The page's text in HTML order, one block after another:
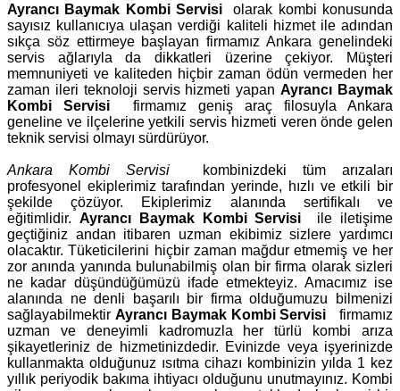
Ayrancı Baymak Kombi Servisiolarak kombi konusunda
sayısız kullanıcıya ulaşan verdiği kaliteli hizmet ile adından
sıkça söz ettirmeye başlayan firmamız Ankara genelindeki
servis ağlarıyla da dikkatleri üzerine çekiyor. Müşteri
memnuniyeti ve kaliteden hiçbir zaman ödün vermeden her
zaman ileri teknoloji servis hizmeti yapanAyrancı Baymak
Kombi Servisi firmamız geniş araç filosuyla Ankara
geneline ve ilçelerine yetkili servis hizmeti veren önde gelen
teknik servisi olmayı sürdürüyor.
Ankara Kombi Servisi
kombinizdeki tüm arızaları
profesyonel ekiplerimiz tarafından yerinde, hızlı ve etkili bir
şekilde çözüyor. Ekiplerimiz alanında sertifikalı ve
eğitimlidir. Ayrancı Baymak Kombi Servisi ile iletişime
geçtiğiniz andan itibaren uzman ekibimiz sizlere yardımcı
olacaktır. Tüketicilerini hiçbir zaman mağdur etmemiş ve her
zor anında yanında bulunabilmiş olan bir firma olarak sizleri
ne kadar düşündüğümüzü ifade etmekteyiz. Amacımız ise
alanında ne denli başarılı bir firma olduğumuzu bilmenizi
sağlayabilmektir Ayrancı Baymak Kombi Servisi
firmamız
uzman ve deneyimli kadromuzla her türlü kombi arıza
şikayetleriniz de hizmetinizdedir. Evinizde veya işyerinizde
kullanmakta olduğunuz ısıtma cihazı kombinizin yılda 1 kez
yıllık periyodik bakıma ihtiyacı olduğunu unutmayınız. Kombi